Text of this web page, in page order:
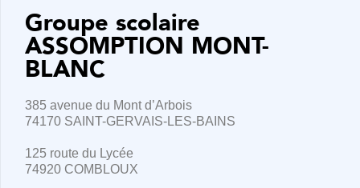
Groupe scolaire
ASSOMPTION MONT-
BLANC
385 avenue du Mont d’Arbois
74170 SAINT-GERVAIS-LES-BAINS
125 route du Lycée
74920 COMBLOUX